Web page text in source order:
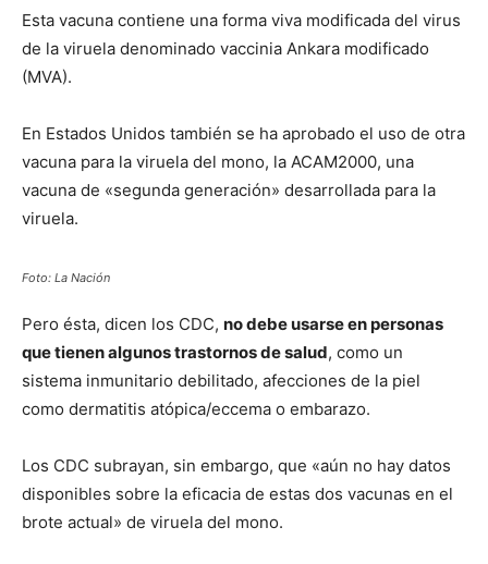
Esta vacuna contiene una forma viva modificada del virus
de la viruela denominado vaccinia Ankara modificado
(MVA).
En Estados Unidos también se ha aprobado el uso de otra
vacuna para la viruela del mono, la ACAM2000, una
vacuna de «segunda generación» desarrollada para la
viruela.
Foto: La Nación
Pero ésta, dicen los CDC, no debe usarse en personas
que tienen algunos trastornos de salud, como un
sistema inmunitario debilitado, afecciones de la piel
como dermatitis atópica/eccema o embarazo.
Los CDC subrayan, sin embargo, que «aún no hay datos
disponibles sobre la eficacia de estas dos vacunas en el
brote actual» de viruela del mono.